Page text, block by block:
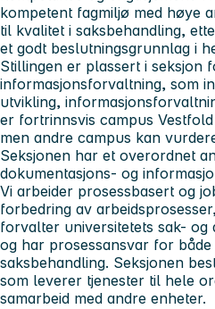
kompetent fagmiljø med høye
til kvalitet i saksbehandling,
et godt beslutningsgrunnlag i
Stillingen er plassert i seksjon
informasjonsforvaltning, som
utvikling,
er fortrinnsvis campus
men andre campus kan
Seksjonen har et overordnet
dokumentasjons- og
Vi arbeider prosessbasert og
forbedring av
forvalter universitetets sak- og
og har prosessansvar for
saksbehandling. Seksjonen
som leverer tjenester til hele
samarbeid med andre enheter.